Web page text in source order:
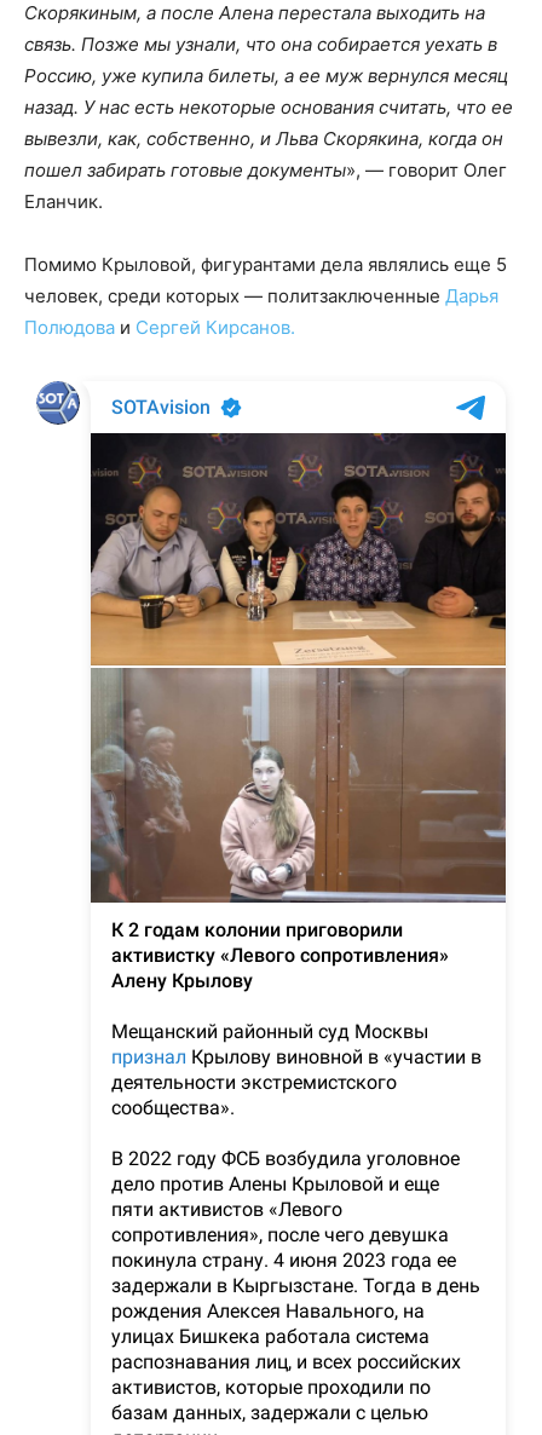
Скорякиным, а после Алена перестала выходить на
связь. Позже мы узнали, что она собирается уехать в
Россию, уже купила билеты, а ее муж вернулся месяц
назад. У нас есть некоторые основания считать, что ее
вывезли, как, собственно, и Льва Скорякина, когда он
пошел забирать готовые документы», — говорит Олег
Еланчик.
Помимо Крыловой, фигурантами дела являлись еще 5
человек, среди которых — политзаключенные Дарья
Полюдова и Сергей Кирсанов.